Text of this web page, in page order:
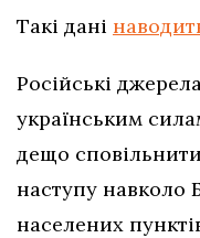
Такі дані
Російські
українським
дещо
наступу навколо
населених